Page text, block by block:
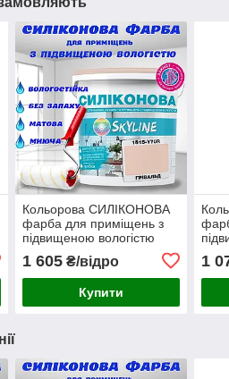
Кольорова СИЛІКОНОВА
фарба для приміщень з
підвищеною вологістю
матова емаль SkyLine
Грівальд 5 л
1 605₴/відро
Купити
1